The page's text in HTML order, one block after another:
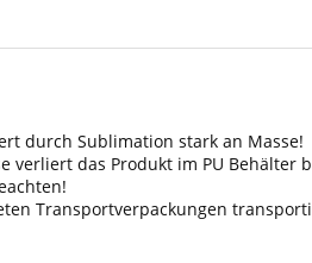
durch Sublimation stark an Masse!
verliert das Produkt im PU Behälter
Transportverpackungen